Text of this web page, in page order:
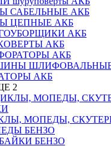
САБЕЛЬНЫЕ АКБ
ЦЕПНЫЕ АКБ
АКБ
АКБ
АКБ
ШЛИФОВАЛЬНЫЕ
АКБ
2
МОПЕДЫ,
БЕНЗО
БЕНЗО